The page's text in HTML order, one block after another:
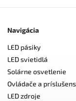
Navigácia
LED pásiky
LED svietidlá
Solárne osvetlenie
Ovládače a
LED zdroje